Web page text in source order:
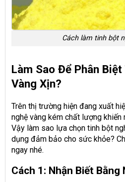
Cách làm tinh bột
Làm Sao Để Phân
Vàng Xịn?
Trên thị trường hiện đang xuất
nghệ vàng kém chất lượng khiến
Vậy làm sao lựa chọn tinh bột
dụng đảm bảo cho sức khỏe?
ngay nhé.
Cách 1: Nhận Biết Bằng